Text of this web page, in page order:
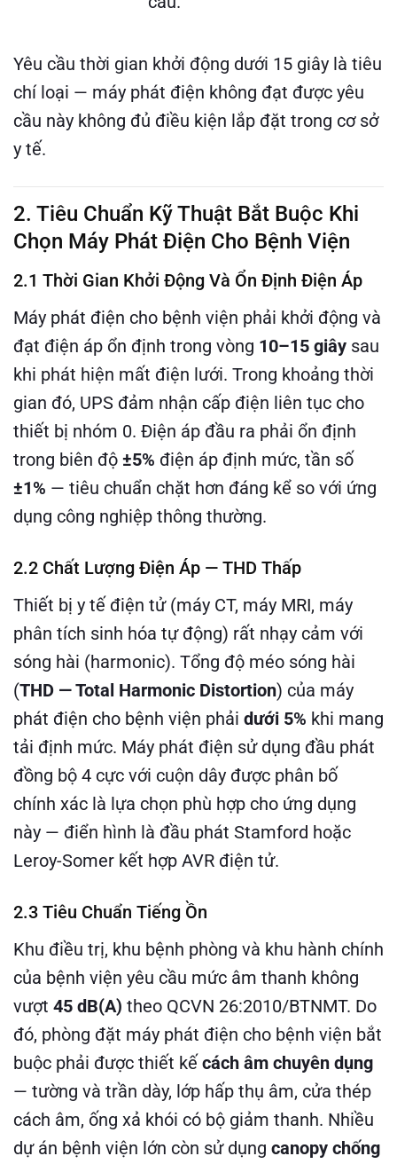
Yêu cầu thời gian khởi động dưới 15 giây là tiêu
chí loại — máy phát điện không đạt được yêu
cầu này không đủ điều kiện lắp đặt trong cơ sở
y tế.
2. Tiêu Chuẩn Kỹ Thuật Bắt Buộc Khi
Chọn Máy Phát Điện Cho Bệnh Viện
2.1 Thời Gian Khởi Động Và Ổn Định Điện Áp
Máy phát điện cho bệnh viện phải khởi động và
đạt điện áp ổn định trong vòng 10–15 giây sau
khi phát hiện mất điện lưới. Trong khoảng thời
gian đó, UPS đảm nhận cấp điện liên tục cho
thiết bị nhóm 0. Điện áp đầu ra phải ổn định
trong biên độ ±5% điện áp định mức, tần số
±1% — tiêu chuẩn chặt hơn đáng kể so với ứng
dụng công nghiệp thông thường.
2.2 Chất Lượng Điện Áp — THD Thấp
Thiết bị y tế điện tử (máy CT, máy MRI, máy
phân tích sinh hóa tự động) rất nhạy cảm với
sóng hài (harmonic). Tổng độ méo sóng hài
(THD — Total Harmonic Distortion) của máy
phát điện cho bệnh viện phải dưới 5% khi mang
tải định mức. Máy phát điện sử dụng đầu phát
đồng bộ 4 cực với cuộn dây được phân bố
chính xác là lựa chọn phù hợp cho ứng dụng
này — điển hình là đầu phát Stamford hoặc
Leroy-Somer kết hợp AVR điện tử.
2.3 Tiêu Chuẩn Tiếng Ồn
Khu điều trị, khu bệnh phòng và khu hành chính
của bệnh viện yêu cầu mức âm thanh không
vượt 45 dB(A) theo QCVN 26:2010/BTNMT. Do
đó, phòng đặt máy phát điện cho bệnh viện bắt
buộc phải được thiết kế cách âm chuyên dụng
— tường và trần dày, lớp hấp thụ âm, cửa thép
cách âm, ống xả khói có bộ giảm thanh. Nhiều
dự án bệnh viện lớn còn sử dụng canopy chống